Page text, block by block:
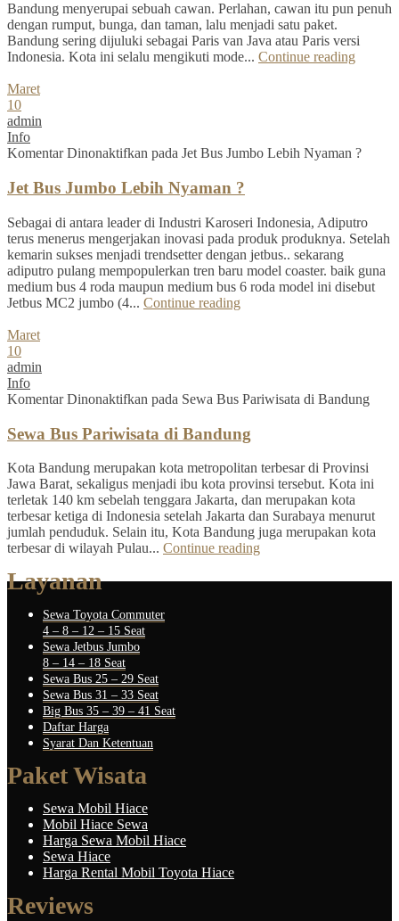
Bandung menyerupai sebuah cawan. Perlahan, cawan itu pun penuh
dengan rumput, bunga, dan taman, lalu menjadi satu paket.
Bandung sering dijuluki sebagai Paris van Java atau Paris versi
Indonesia. Kota ini selalu mengikuti mode... Continue reading
Maret
10
admin
Info
Komentar Dinonaktifkan pada Jet Bus Jumbo Lebih Nyaman ?
Jet Bus Jumbo Lebih Nyaman ?
Sebagai di antara leader di Industri Karoseri Indonesia, Adiputro
terus menerus mengerjakan inovasi pada produk produknya. Setelah
kemarin sukses menjadi trendsetter dengan jetbus.. sekarang
adiputro pulang mempopulerkan tren baru model coaster. baik guna
medium bus 4 roda maupun medium bus 6 roda model ini disebut
Jetbus MC2 jumbo (4... Continue reading
Maret
10
admin
Info
Komentar Dinonaktifkan pada Sewa Bus Pariwisata di Bandung
Sewa Bus Pariwisata di Bandung
Kota Bandung merupakan kota metropolitan terbesar di Provinsi
Jawa Barat, sekaligus menjadi ibu kota provinsi tersebut. Kota ini
terletak 140 km sebelah tenggara Jakarta, dan merupakan kota
terbesar ketiga di Indonesia setelah Jakarta dan Surabaya menurut
jumlah penduduk. Selain itu, Kota Bandung juga merupakan kota
terbesar di wilayah Pulau... Continue reading
Layanan
Sewa Toyota Commuter
4 – 8 – 12 – 15 Seat
Sewa Jetbus Jumbo
8 – 14 – 18 Seat
Sewa Bus 25 – 29 Seat
Sewa Bus 31 – 33 Seat
Big Bus 35 – 39 – 41 Seat
Daftar Harga
Syarat Dan Ketentuan
Paket Wisata
Sewa Mobil Hiace
Mobil Hiace Sewa
Harga Sewa Mobil Hiace
Sewa Hiace
Harga Rental Mobil Toyota Hiace
Reviews